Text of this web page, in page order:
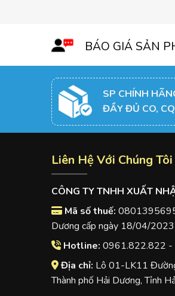
BÁO GIÁ SẢN
SP CHÍNH
ĐẦY ĐỦ CO, CQ
Liên Hệ Với Chúng Tôi
CÔNG TY TNHH XUẤT
Mã số thuế: 0801395695
Dương cấp ngày 18/04/2023
Hotline: 0961.822.822
Địa chỉ: Lô 01-LK11
Thành phố Hải Dương, Tỉnh